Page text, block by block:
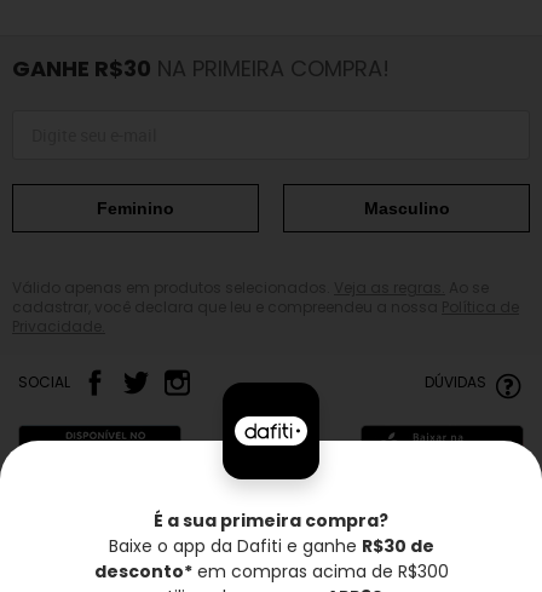
GANHE R$30 NA PRIMEIRA COMPRA!
Feminino Masculino
SOCIAL DÚVIDAS
Frete grátis* Troca grátis Entrega rápida
É a sua primeira compra?
Baixe o app da Dafiti e ganhe R$30 de
desconto*em compras acima de R$300